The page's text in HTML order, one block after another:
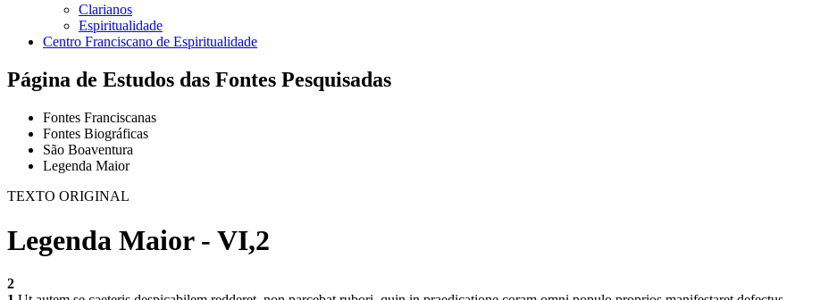
Clarianos
Espiritualidade
Centro Franciscano de Espiritualidade
Página de Estudos das Fontes Pesquisadas
Fontes Franciscanas
Fontes Biográficas
São Boaventura
Legenda Maior
TEXTO ORIGINAL
Legenda Maior - VI,2
2